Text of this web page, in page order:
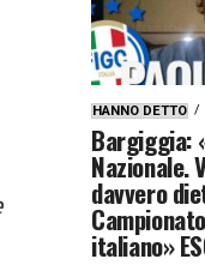
HANNO DETTO
Bargiggia:
Nazionale.
davvero
italiano»